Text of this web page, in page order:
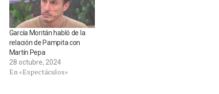
García Moritán habló de la
relación de Pampita con
Martín Pepa
28 octubre, 2024
En «Espectáculos»